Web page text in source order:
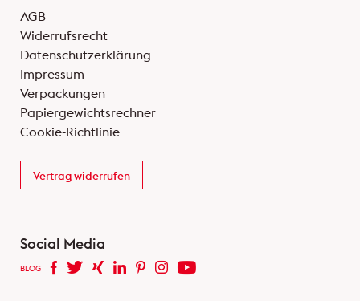
AGB
Widerrufsrecht
Datenschutzerklärung
Impressum
Verpackungen
Papiergewichtsrechner
Cookie-Richtlinie
Vertrag widerrufen
Social Media
BLOG